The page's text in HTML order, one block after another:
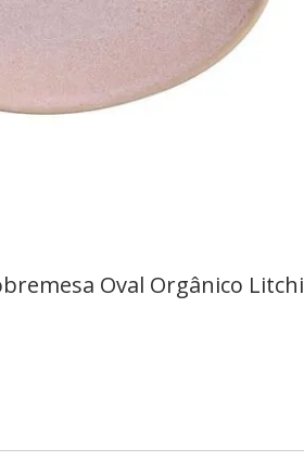
Oval Orgânico